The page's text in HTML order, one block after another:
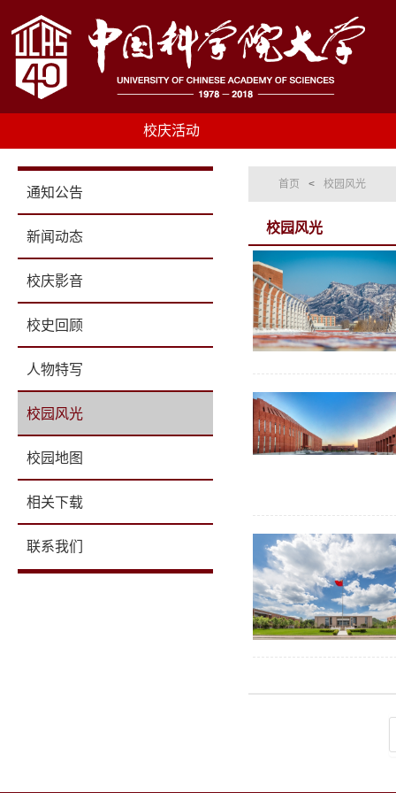
校庆活动
通知公告
新闻动态
校庆影音
校史回顾
人物特写
校园风光
校园地图
相关下载
联系我们
首页 < 校园风光
校园风光